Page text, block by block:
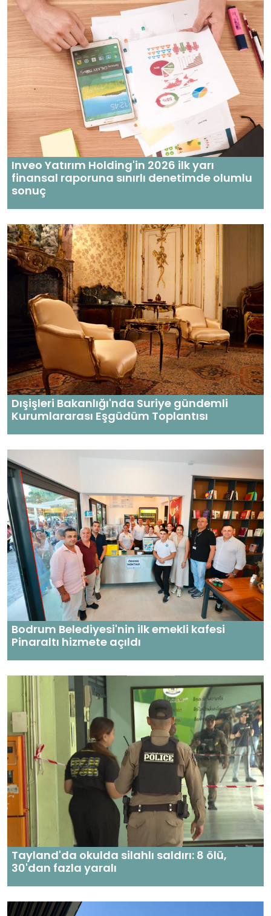
Inveo Yatırım Holding'in 2026 ilk yarı
finansal raporuna sınırlı denetimde olumlu
sonuç
Dışişleri Bakanlığı'nda Suriye gündemli
Kurumlararası Eşgüdüm Toplantısı
Bodrum Belediyesi'nin ilk emekli kafesi
Pinaraltı hizmete açıldı
Tayland'da okulda silahlı saldırı: 8 ölü,
30'dan fazla yaralı